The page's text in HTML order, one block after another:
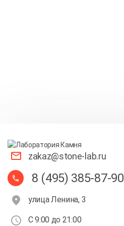
zakaz@stone-lab.ru
8 (495) 385-87-90
улица Ленина, 3
С 9:00 до 21:00